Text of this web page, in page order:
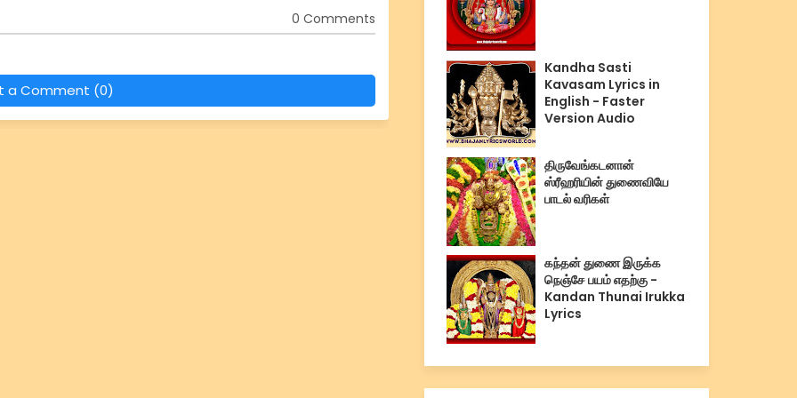
0 Comments
a Comment (0)
Kandha Sasti
Kavasam Lyrics in
English - Faster
Version Audio
திருவேங்கடனான்
ஸ்ரீஹரியின் துணைவியே
பாடல் வரிகள்
கந்தன் துணை இருக்க
நெஞ்சே பயம் எதற்கு -
Kandan Thunai Irukka
Lyrics